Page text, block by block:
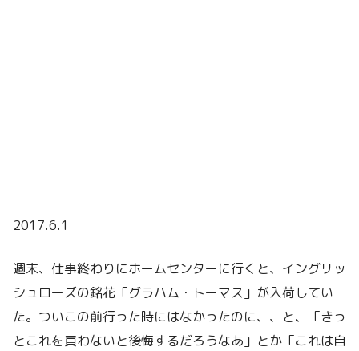
2017.6.1
週末、仕事終わりにホームセンターに行くと、イングリッ
シュローズの銘花「グラハム・トーマス」が入荷してい
た。ついこの前行った時にはなかったのに、、と、「きっ
とこれを買わないと後悔するだろうなあ」とか「これは自